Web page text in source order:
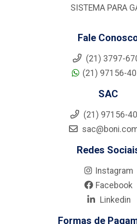
SISTEMA PARA
Fale
(21) 3797-
(21) 97156-
SAC
(21) 97156-
Redes
Instagram
Facebook
Linkedin
Formas de